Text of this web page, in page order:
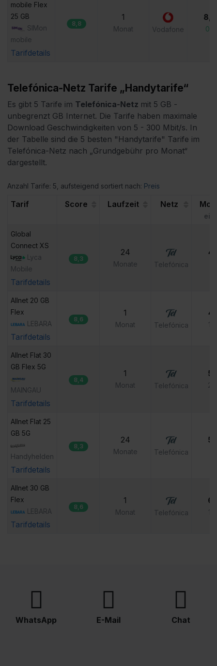
mobile Flex
25 GB
SIMon
mobile
Tarifdetails
8,8
1
Monat Vodafone
Telefónica-Netz Tarife „Handytarife“
Es gibt 5 Tarife im Telefónica-Netz mit 5 GB -
unbegrenzt GB Internet. Die Tarife haben maximale
Download Geschwindigkeiten von 5 - 300 Mbit/s. In
der Tabelle sind die 5 besten "Handytarife" Tarife im
Telefónica-Netz nach „Grundgebühr pro Monat“
dargestellt.
Anzahl Tarife: 5, aufsteigend sortiert nach: Preis
Tarif Score Laufzeit Netz
Global
Connect XS
Lyca
Mobile
Tarifdetails
8,3
24
Monate Telefónica
Allnet 20 GB
Flex
LEBARA
Tarifdetails
8,6
1
Monat Telefónica
Allnet Flat 30
GB Flex 5G
MAINGAU
Tarifdetails
8,4
1
Monat Telefónica
Allnet Flat 25
GB 5G
Handyhelden
Tarifdetails
8,3
24
Monate Telefónica
Allnet 30 GB
Flex
LEBARA
Tarifdetails
8,6
1
Monat Telefónica
WhatsApp E-Mail Chat